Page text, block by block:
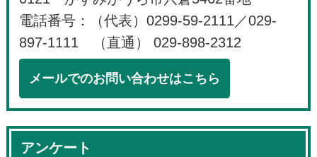
電話番号：（代表）0299-59-2111／029-
897-1111 （直通） 029-898-2312
メールでのお問い合わせはこちら
アンケート